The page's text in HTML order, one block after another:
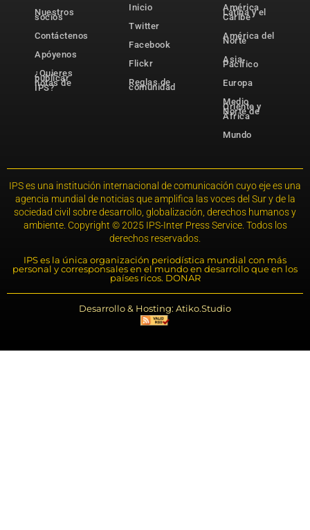
Nuestros
socios
Contáctenos
Apóyenos
¿Quieres
publicar
notas de
IPS?
Inicio
Twitter
Facebook
Flickr
Reglas de
comunidad
América
Latina y el
Caribe
América del
Norte
Asia-
Pacífico
Europa
Medio
Oriente y
Norte de
África
Mundo
IPS es una institución internacional de comunicación cuyo eje es una
agencia mundial de noticias que amplifica las voces del Sur y de la
sociedad civil sobre desarrollo, globalización, derechos humanos y
ambiente. Copyright © 2025 IPS-Inter Press Service. Todos los
derechos reservados.
IPS es la única organización periodística mundial con más
personal y corresponsales en el mundo en desarrollo que en los
países ricos. DONAR
Desarrollo & Hosting: Atiko.Studio